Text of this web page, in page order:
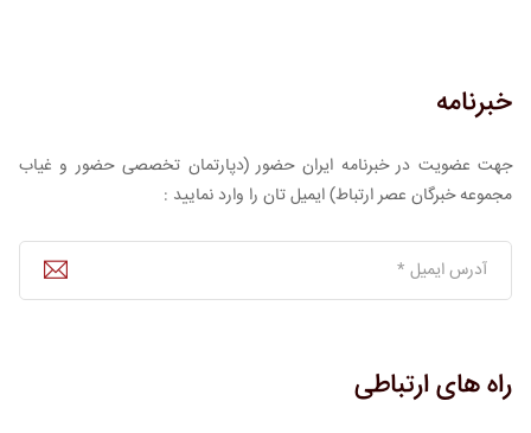
خبرنامه
جهت عضویت در خبرنامه ایران حضور (دپارتمان تخصصی حضور و غیاب
مجموعه خبرگان عصر ارتباط) ایمیل تان را وارد نمایید :
راه های ارتباطی